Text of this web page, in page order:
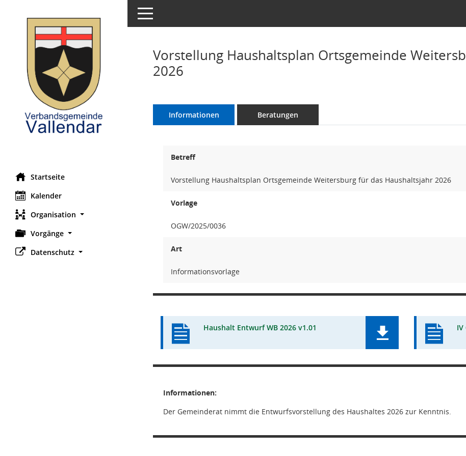
Startseite
Kalender
Organisation
Vorgänge
Datenschutz
Toggle navigation
Vorstellung Haushaltsplan Ortsgemeinde
2026
Informationen Beratungen
Betreff
Vorstellung Haushaltsplan Ortsgemeinde Weitersburg für das Haushaltsjahr 2026
Vorlage
OGW/2025/0036
Art
Informationsvorlage
Haushalt Entwurf WB 2026 v1.01 IV
Informationen:
Der Gemeinderat nimmt die Entwurfsvorstellung des Haushaltes 2026 zur Kenntnis.